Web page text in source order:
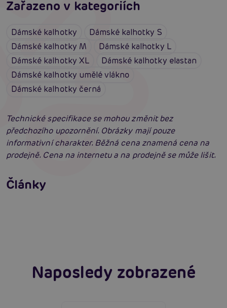
Zařazeno v kategoriích
Dámské kalhotky
Dámské kalhotky S
Dámské kalhotky M
Dámské kalhotky L
Dámské kalhotky XL
Dámské kalhotky elastan
Dámské kalhotky umělé vlákno
Dámské kalhotky černá
Technické specifikace se mohou změnit bez
předchozího upozornění. Obrázky mají pouze
informativní charakter. Běžná cena znamená cena na
prodejně. Cena na internetu a na prodejně se může lišit.
Články
neodolatelně sexy
Číst více
Erotická inteligence: Příručka Sexiomů
Naposledy zobrazené